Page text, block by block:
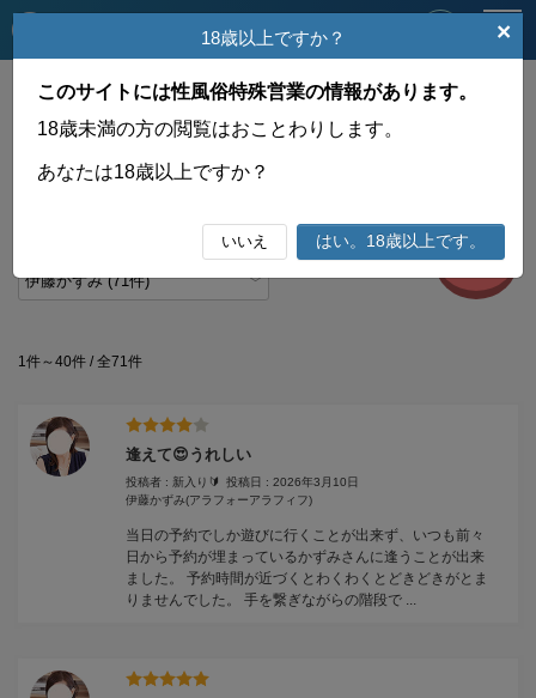
メ
ニ
ュ
Menu
HOME 口コミ 桃色体験記 アラフォーアラフィフna奥様 伊藤かずみ
口コミ 桃色体験記 アラフォーアラフィフna奥様
投稿は
こちら
1件～40件 / 全71件
逢えて😍うれしい
投稿者 : 新入り🔰
投稿日 : 2026年3月10日
伊藤かずみ(アラフォーアラフィフ)
当日の予約でしか遊びに行くことが出来ず、いつも前々
日から予約が埋まっているかずみさんに逢うことが出来
ました。 予約時間が近づくとわくわくとどきどきがとま
りませんでした。 手を繋ぎながらの階段で ...
×
18歳以上ですか？
このサイトには性風俗特殊営業の情報があります。
18歳未満の方の閲覧はおことわりします。
あなたは18歳以上ですか？
いいえ はい。18歳以上です。